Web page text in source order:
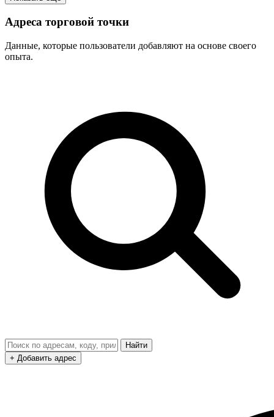
Адреса торговой точки
Данные, которые пользователи добавляют на основе своего
опыта.
Найти
+ Добавить адрес